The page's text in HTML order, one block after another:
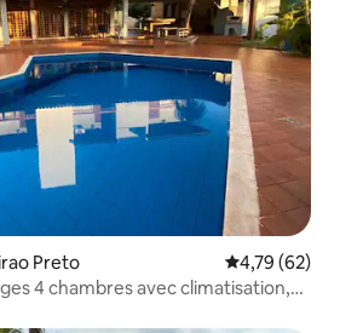
Preto Évaluation
4,79 (62)
4 chambres avec climatisation,